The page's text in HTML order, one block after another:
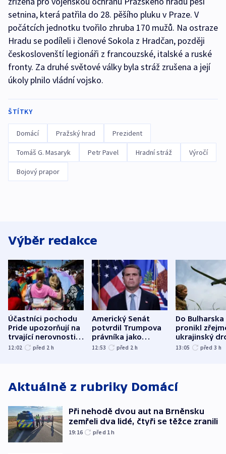
setnina, která patřila do 28. pěšího pluku v Praze. V
počátcích jednotku tvořilo zhruba 170 mužů. Na ostraze
Hradu se podíleli i členové Sokola z Hradčan, později
českoslovenští legionáři z francouzské, italské a ruské
fronty. Za druhé světové války byla stráž zrušena a její
úkoly plnilo vládní vojsko.
ŠTÍTKY
Domácí Pražský hrad Prezident
Tomáš G. Masaryk Petr Pavel Hradní stráž Výročí
Bojový prapor
Výběr redakce
Účastníci pochodu
Pride upozorňují na
trvající nerovnosti i
společenskou
12:02 před 2 h
Americký Senát
potvrdil Trumpova
právníka jako
ministra
12:53 před 2 h
Do Bulharska
pronikl
ukrajinský
explodoval
13:05 před 3 h
Aktuálně z rubriky Domácí
Při nehodě dvou aut na Brněnsku
zemřeli dva lidé, čtyři se těžce zranili
19:16 před 1h